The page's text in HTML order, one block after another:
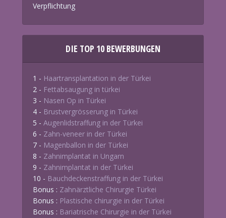
Verpflichtung
DIE TOP 10 BEWERBUNGEN
1 - Haartransplantation in der Türkei
2 - Fettabsaugung in türkei
3 - Nasen Op in Türkei
4 - Brustvergrösserung in Türkei
5 - Augenlidstraffung in der Türkei
6 - Zahn-veneer in der Türkei
7 - Magenballon in der Türkei
8 - Zahnimplantat in Ungarn
9 - Zahnimplantat in der Türkei
10 - Bauchdeckenstraffung in der Türkei
Bonus : Zahnärztliche Chirurgie Türkei
Bonus : Plastische chirurgie in der Türkei
Bonus : Bariatrische Chirurgie in der Türkei